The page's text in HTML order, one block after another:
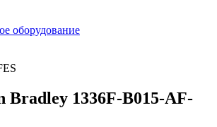
оборудование
Bradley 1336F-B015-AF-